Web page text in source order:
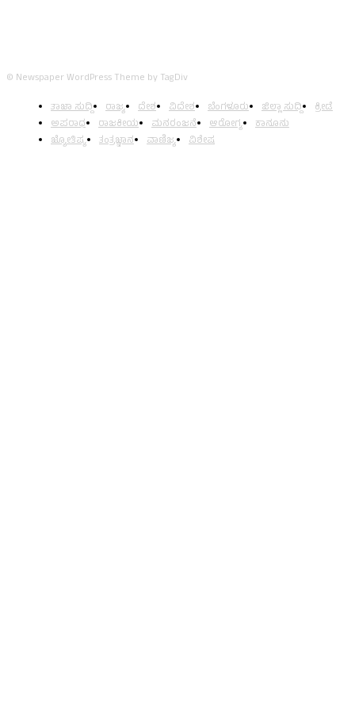
© Newspaper WordPress Theme by TagDiv
ತಾಜಾ ಸುದ್ದಿ
ರಾಜ್ಯ ದೇಶ ವಿದೇಶ ಬೆಂಗಳೂರು ಜಿಲ್ಲಾ ಸುದ್ದಿ
ಕ್ರೀಡೆ
ಅಪರಾಧ
ರಾಜಕೀಯ ಮನರಂಜನೆ ಆರೋಗ್ಯ
ಕಾನೂನು
ಜ್ಯೋತಿಷ್ಯ
ತಂತ್ರಜ್ಞಾನ ವಾಣಿಜ್ಯ ವಿಶೇಷ